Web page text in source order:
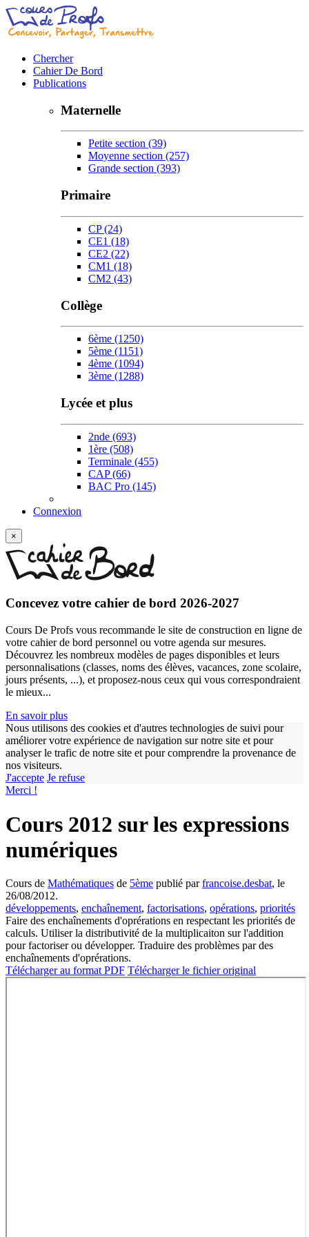
Chercher
Cahier De Bord
Publications
Maternelle
Petite section (39)
Moyenne section (257)
Grande section (393)
Primaire
CP(24)
CE1 (18)
CE2 (22)
CM1 (18)
CM2 (43)
Collège
6ème (1250)
5ème (1151)
4ème (1094)
3ème (1288)
Lycée et plus
2nde (693)
1ère (508)
Terminale (455)
CAP(66)
BAC Pro (145)
Connexion
×
Concevez votre cahier de bord 2026-2027
Cours De Profs vous recommande le site de construction en ligne de
votre cahier de bord personnel ou votre agenda sur mesures.
Découvrez les nombreux modèles de pages disponibles et leurs
personnalisations (classes, noms des élèves, vacances, zone scolaire,
jours présents, ...), et proposez-nous ceux qui vous correspondraient
le mieux...
En savoir plus
Nous utilisons des cookies et d'autres technologies de suivi pour
améliorer votre expérience de navigation sur notre site et pour
analyser le trafic de notre site et pour comprendre la provenance de
nos visiteurs.
J'accepte Je refuse
Merci !
Cours 2012 sur les expressions
numériques
Cours de Mathématiques de 5ème publié parfrancoise.desbat, le
26/08/2012.
développements, enchaînement, factorisations, opérations, priorités
Faire des enchaînements d'oprérations en respectant les priorités de
calculs. Utiliser la distributivité de la multiplicaiton sur l'addition
pour factoriser ou développer. Traduire des problèmes par des
enchaînements d'oprérations.
Télécharger au format PDF Télécharger le fichier original